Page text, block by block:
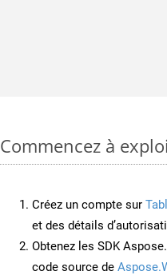
Commencez à
Créez un compte sur
et des détails
Obtenez les SDK
code source de